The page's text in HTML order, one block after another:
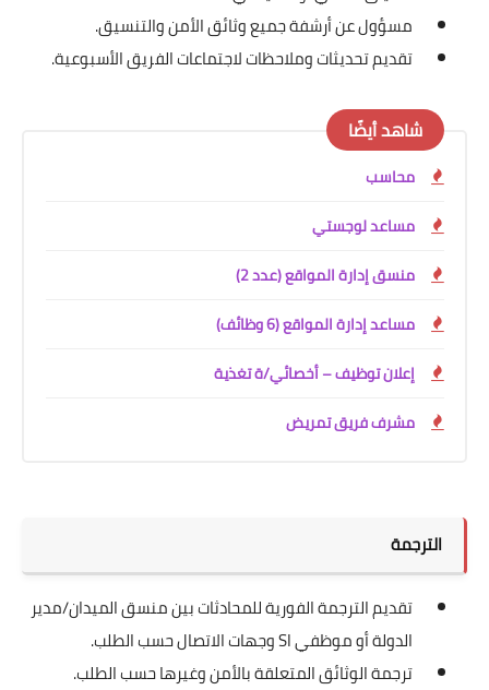
مسؤول عن أرشفة جميع وثائق الأمن والتنسيق.
تقديم تحديثات وملاحظات لاجتماعات الفريق الأسبوعية.
شاهد أيضًا
محاسب
مساعد لوجستي
منسق إدارة المواقع (عدد 2)
مساعد إدارة المواقع (6 وظائف)
إعلان توظيف – أخصائي/ة تغذية
مشرف فريق تمريض
الترجمة
تقديم الترجمة الفورية للمحادثات بين منسق الميدان/مدير
الدولة أو موظفي SI وجهات الاتصال حسب الطلب.
ترجمة الوثائق المتعلقة بالأمن وغيرها حسب الطلب.